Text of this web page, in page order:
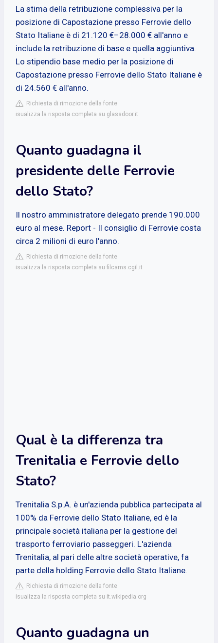
La stima della retribuzione complessiva per la
posizione di Capostazione presso Ferrovie dello
Stato Italiane è di 21.120 €–28.000 € all'anno e
include la retribuzione di base e quella aggiuntiva.
Lo stipendio base medio per la posizione di
Capostazione presso Ferrovie dello Stato Italiane è
di 24.560 € all'anno.
Richiesta di rimozione della fonte
isualizza la risposta completa su glassdoor.it
Quanto guadagna il
presidente delle Ferrovie
dello Stato?
Il nostro amministratore delegato prende 190.000
euro al mese. Report - Il consiglio di Ferrovie costa
circa 2 milioni di euro l'anno.
Richiesta di rimozione della fonte
isualizza la risposta completa su filcams.cgil.it
Qual è la differenza tra
Trenitalia e Ferrovie dello
Stato?
Trenitalia S.p.A. è un'azienda pubblica partecipata al
100% da Ferrovie dello Stato Italiane, ed è la
principale società italiana per la gestione del
trasporto ferroviario passeggeri. L'azienda
Trenitalia, al pari delle altre società operative, fa
parte della holding Ferrovie dello Stato Italiane.
Richiesta di rimozione della fonte
isualizza la risposta completa su it.wikipedia.org
Quanto guadagna un